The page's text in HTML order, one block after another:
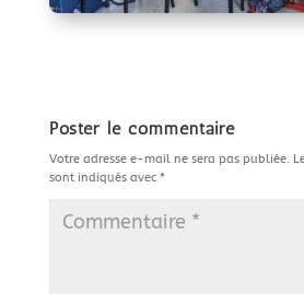
Poster le commentaire
Votre adresse e-mail ne sera pas publiée.
sont indiqués avec *